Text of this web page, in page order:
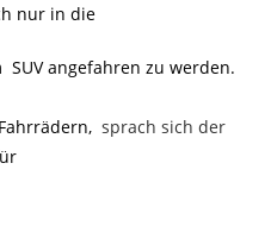
nur in die
angefahren zu werden.
sprach sich der